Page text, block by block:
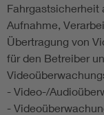
Fahrgastsicherheit
Aufnahme,
Übertragung von
für den Betreiber
- Video-/
-